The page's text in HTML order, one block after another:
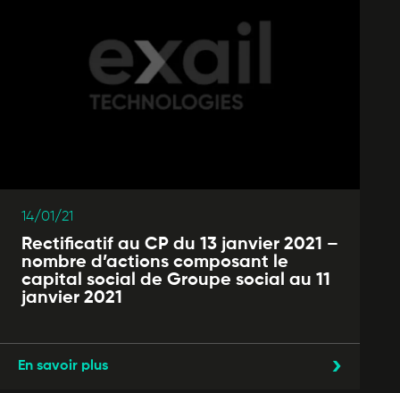
14/01/21
Rectificatif au CP du 13 janvier 2021 –
nombre d’actions composant le
capital social de Groupe social au 11
janvier 2021
En savoir plus